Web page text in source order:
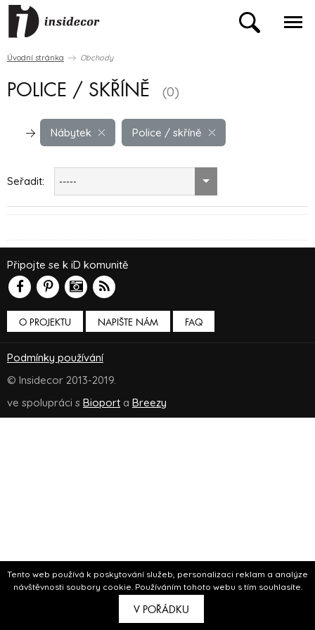
Tento web používá k poskytování služeb, personalizaci reklam a analýze
návštěvnosti soubory cookie. Používáním tohoto webu s tím souhlasíte.
V POŘÁDKU
Úvodní stránka Obchody
POLICE / SKŘÍNĚ (0)
Nábytek Police / skříně
Seřadit: -----
O PROJEKTU NAPIŠTE NÁM
Připojte se k iD komunitě
FAQ
Podmínky používání
© Insidecor 2013-2019.
ve spolupráci s Bioport a Breezy